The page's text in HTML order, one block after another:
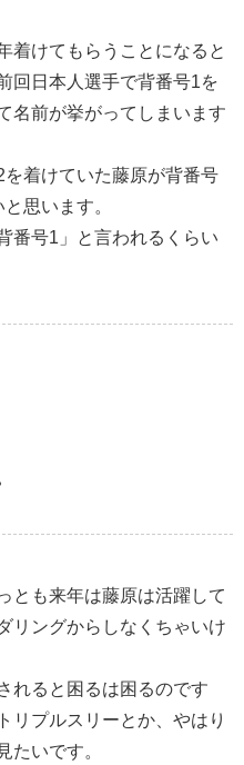
着けてもらうことになると
回日本人選手で背番号1を
名前が挙がってしまいます
着けていた藤原が背番号
思います。
番号1」と言われるくらい
とも来年は藤原は活躍して
リングからしなくちゃいけ
れると困るは困るのです
リプルスリーとか、やはり
たいです。